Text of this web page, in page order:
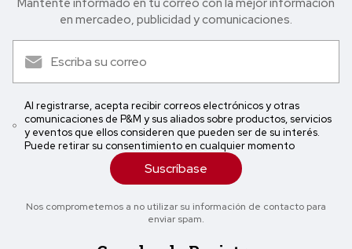
en mercadeo, publicidad y comunicaciones.
Al registrarse, acepta recibir correos electrónicos y otras
comunicaciones de P&M y sus aliados sobre productos, servicios
y eventos que ellos consideren que pueden ser de su interés.
Puede retirar su consentimiento en cualquier momento
Suscríbase
Nos comprometemos a no utilizar su información de contacto para
enviar spam.